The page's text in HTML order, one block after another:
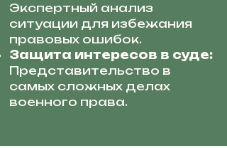
Экспертный анализ
ситуации для избежания
правовых ошибок.
Защита интересов в суде:
Представительство в
самых сложных делах
военного права.